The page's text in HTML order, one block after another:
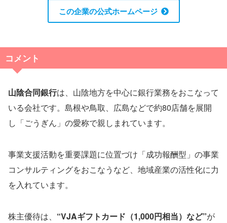
この企業の公式ホームページ
コメント
山陰合同銀行は、山陰地方を中心に銀行業務をおこなって
いる会社です。島根や鳥取、広島などで約80店舗を展開
し「ごうぎん」の愛称で親しまれています。
事業支援活動を重要課題に位置づけ「成功報酬型」の事業
コンサルティングをおこなうなど、地域産業の活性化に力
を入れています。
株主優待は、 “VJAギフトカード（1,000円相当）など”が